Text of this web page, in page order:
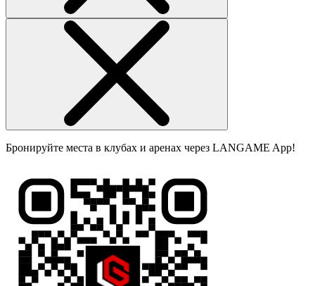
Бронируйте места в клубах и аренах через LANGAME App!